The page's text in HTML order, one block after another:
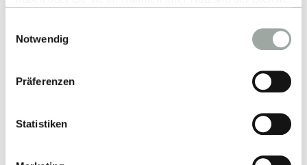
Alles zum Thema Cookies und personenbezogene
Datenverarbeitung entnehmen Sie unserer
Notwendig
Präferenzen
Statistiken
ein starkes Zeichen für mehr Frauen in MINT-
Führungspositionen in einem Bereich, der bislang
stark männlich dominiert wird. Laut Statistischem
Ingenieurwissenschaften bundesweit bei nur rund
MINT-Fakultäten weiterhin eine Ausnahme. „Frauen
Führungspositionen noch immer unterrepräsentiert.